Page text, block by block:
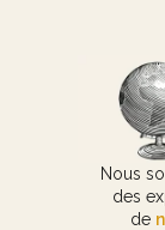
Nous
des
de